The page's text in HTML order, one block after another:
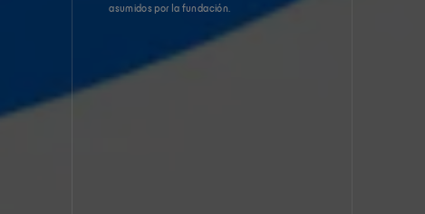
asumidos por la fundación.